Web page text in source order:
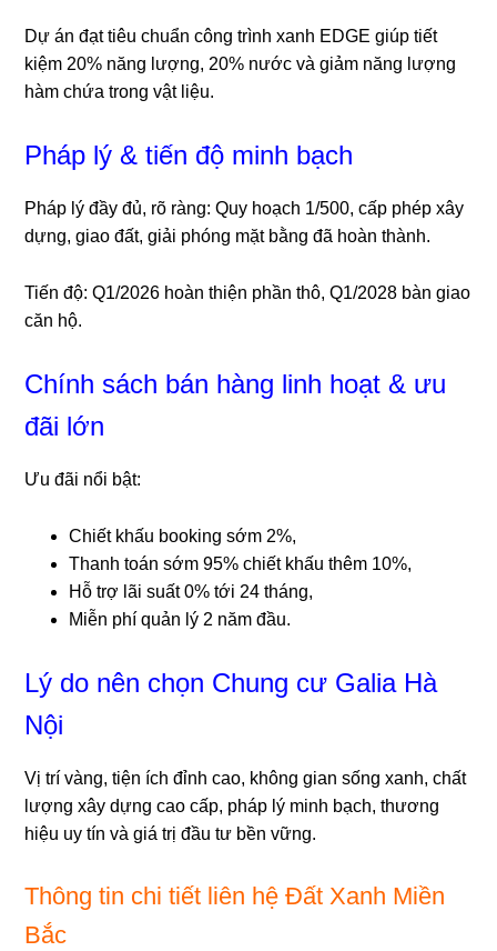
Dự án đạt tiêu chuẩn công trình xanh EDGE giúp tiết
kiệm 20% năng lượng, 20% nước và giảm năng lượng
hàm chứa trong vật liệu.
Pháp lý & tiến độ minh bạch
Pháp lý đầy đủ, rõ ràng: Quy hoạch 1/500, cấp phép xây
dựng, giao đất, giải phóng mặt bằng đã hoàn thành.
Tiến độ: Q1/2026 hoàn thiện phần thô, Q1/2028 bàn giao
căn hộ.
Chính sách bán hàng linh hoạt & ưu
đãi lớn
Ưu đãi nổi bật:
Chiết khấu booking sớm 2%,
Thanh toán sớm 95% chiết khấu thêm 10%,
Hỗ trợ lãi suất 0% tới 24 tháng,
Miễn phí quản lý 2 năm đầu.
Lý do nên chọn Chung cư Galia Hà
Nội
Vị trí vàng, tiện ích đỉnh cao, không gian sống xanh, chất
lượng xây dựng cao cấp, pháp lý minh bạch, thương
hiệu uy tín và giá trị đầu tư bền vững.
Thông tin chi tiết liên hệ Đất Xanh Miền
Bắc